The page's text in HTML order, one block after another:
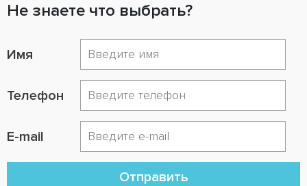
Не знаете что выбрать?
Имя
Телефон
E-mail
Отправить